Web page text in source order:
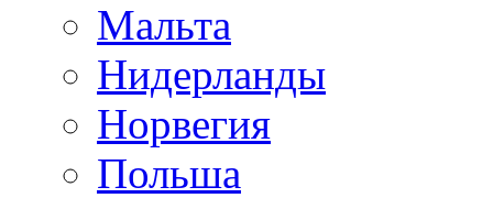
Мальта
Нидерланды
Норвегия
Польша